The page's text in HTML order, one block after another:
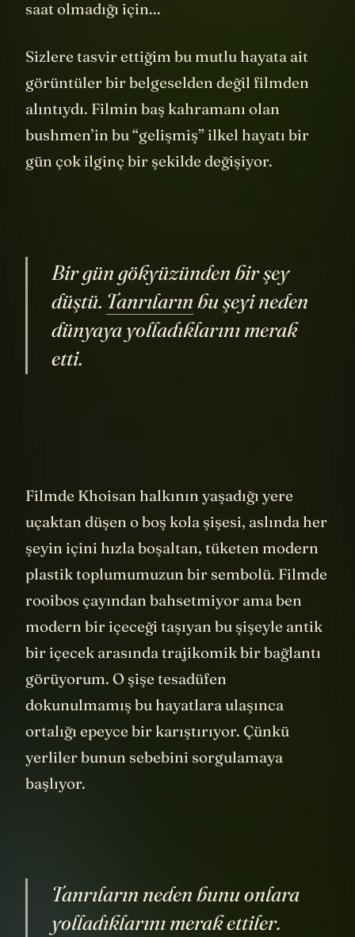
saat olmadığı için...
Sizlere tasvir ettiğim bu mutlu hayata ait
görüntüler bir belgeselden değil filmden
alıntıydı. Filmin baş kahramanı olan
bushmen’in bu “gelişmiş” ilkel hayatı bir
gün çok ilginç bir şekilde değişiyor.
Bir gün gökyüzünden bir şey
düştü. Tanrılarınbu şeyi neden
dünyaya yolladıklarını merak
etti.
Filmde Khoisan halkının yaşadığı yere
uçaktan düşen o boş kola şişesi, aslında her
şeyin içini hızla boşaltan, tüketen modern
plastik toplumumuzun bir sembolü. Filmde
rooibos çayından bahsetmiyor ama ben
modern bir içeceği taşıyan bu şişeyle antik
bir içecek arasında trajikomik bir bağlantı
görüyorum. O şişe tesadüfen
dokunulmamış bu hayatlara ulaşınca
ortalığı epeyce bir karıştırıyor. Çünkü
yerliler bunun sebebini sorgulamaya
başlıyor.
Tanrıların neden bunu onlara
yolladıklarını merak ettiler.